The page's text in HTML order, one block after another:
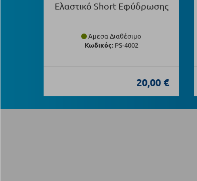
Ελαστικό Short Εφύδρωσης
Άμεσα Διαθέσιμο
Κωδικός:PS-4002
20,00 €